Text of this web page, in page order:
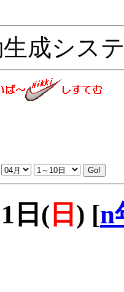
成シス
日( 日 ) [n